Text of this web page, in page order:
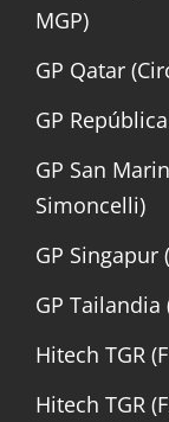
MGP)
GP Qatar
GP
GP San
Simoncelli)
GP
GP
Hitech TGR
Hitech TGR